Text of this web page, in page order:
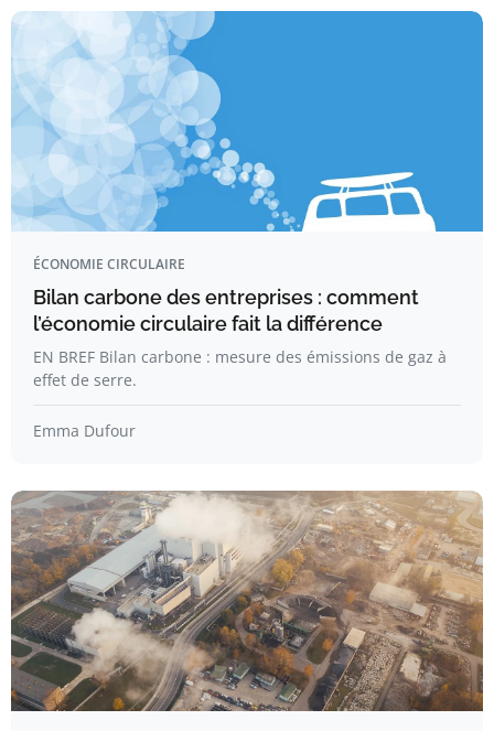
ÉCONOMIE CIRCULAIRE
Bilan carbone des entreprises : comment
l’économie circulaire fait la différence
EN BREF Bilan carbone : mesure des émissions de gaz à
effet de serre.
Emma Dufour